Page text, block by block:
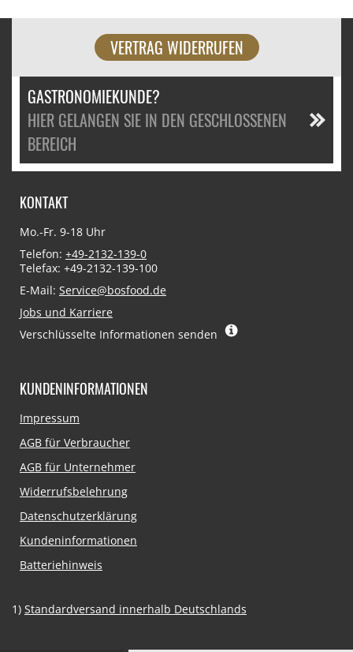
VERTRAG WIDERRUFEN
GASTRONOMIEKUNDE?
HIER GELANGEN SIE IN DEN GESCHLOSSENEN
BEREICH
KONTAKT
Mo.-Fr. 9-18 Uhr
Telefon: +49-2132-139-0
Telefax: +49-2132-139-100
E-Mail: Service@bosfood.de
Jobs und Karriere
Verschlüsselte Informationen senden
KUNDENINFORMATIONEN
Navigation
Impressum
AGB für Verbraucher
AGB für Unternehmer
Widerrufsbelehrung
Datenschutzerklärung
Kundeninformationen
Batteriehinweis
1) Standardversand innerhalb Deutschlands